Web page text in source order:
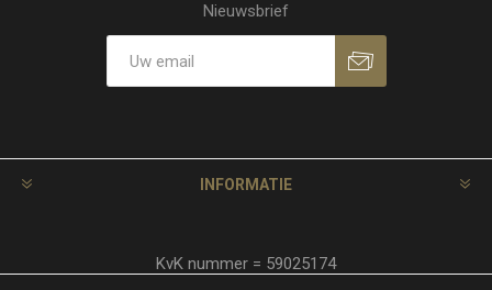
Nieuwsbrief
INFORMATIE
KvK nummer = 59025174